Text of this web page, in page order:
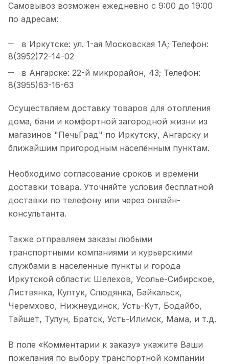
Самовывоз возможен ежедневно с 9:00 до 19:00
по адресам:
в Иркутске: ул. 1-ая Московская 1А; Телефон:
8(3952)72-14-02
в Ангарске: 22-й микрорайон, 43; Телефон:
8(3955)63-16-63
Осуществляем доставку товаров для отопления
дома, бани и комфортной загородной жизни из
магазинов "ПечьГрад" по Иркутску, Ангарску и
ближайшим пригородным населённым пунктам.
Необходимо согласование сроков и времени
доставки товара. Уточняйте условия бесплатной
доставки по телефону или через онлайн-
консультанта.
Также отправляем заказы любыми
транспортными компаниями и курьерскими
службами в населенные пункты и города
Иркутской области: Шелехов, Усолье-Сибирское,
Листвянка, Култук, Слюдянка, Байкальск,
Черемхово, Нижнеудинск, Усть-Кут, Бодайбо,
Тайшет, Тулун, Братск, Усть-Илимск, Мама, и т.д.
В поле «Комментарии к заказу» укажите Ваши
пожелания по выбору транспортной компании